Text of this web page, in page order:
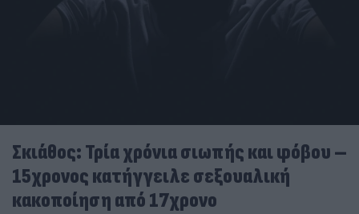
Σκιάθος: Τρία χρόνια σιωπής και φόβου –
15χρονος κατήγγειλε σεξουαλική
κακοποίηση από 17χρονο